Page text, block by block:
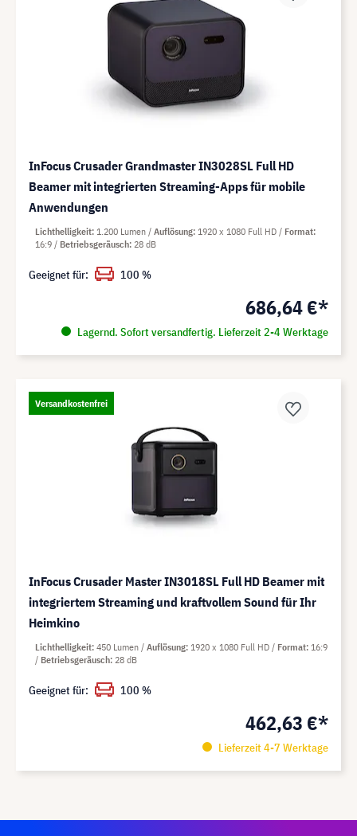
InFocus Crusader Grandmaster IN3028SL Full HD
Beamer mit integrierten Streaming-Apps für mobile
Anwendungen
686,64 €*
Lagernd. Sofort versandfertig. Lieferzeit 2-4 Werktage
Lichthelligkeit 1.200 Lumen Auflösung 1920 x 1080 Full HD
Format
16:9
Betriebsgeräusch 28 dB
Geeignet für: 100 %
Versandkostenfrei
InFocus Crusader Master IN3018SL Full HD Beamer mit
integriertem Streaming und kraftvollem Sound für Ihr
Heimkino
462,63 €*
Lieferzeit 4-7 Werktage
Lichthelligkeit 450 Lumen Auflösung 1920 x 1080 Full HD Format 16:9
Betriebsgeräusch 28 dB
Geeignet für: 100 %